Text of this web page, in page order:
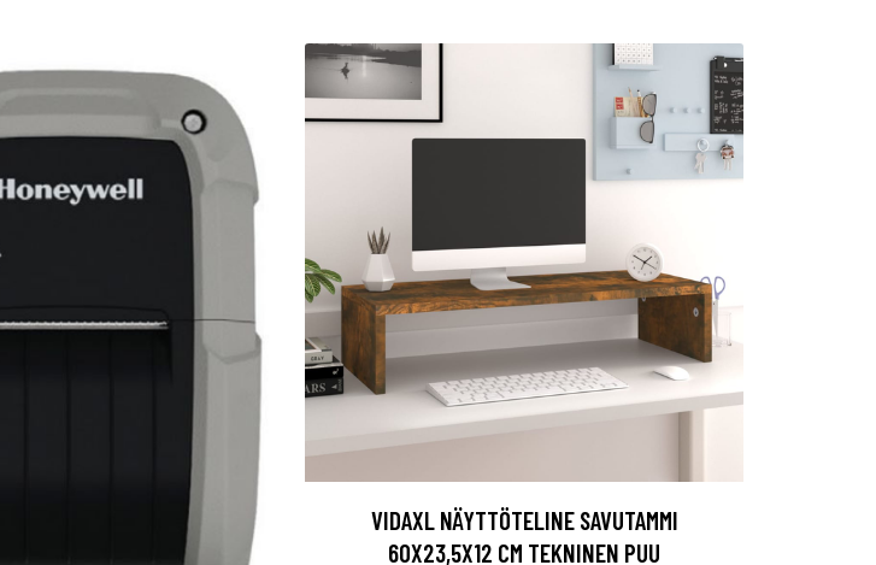
VIDAXL NÄYTTÖTELINE SAVUTAMMI
60X23,5X12 CM TEKNINEN PUU